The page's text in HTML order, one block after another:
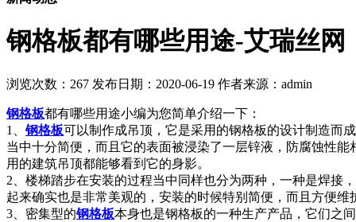
钢格板都有哪些用途-艾瑞丝网
浏览次数： 267 发布日期：2020-06-19 作者来源：admin
钢格板都有哪些用途小编为您简单介绍一下：
1、钢格板可以制作成吊顶，它是采用的钢格板的设计制造而
当中十分简便，而且它的表面被浸染了一层锌液，防腐蚀性
用的建筑吊顶都能够看到它的身影。
2、楼梯踏步在安装的过程当中同样也分为两种，一种是焊接
起来确实也是非常美观的，安装的时候特别简便，而且方便
3、密集型的钢格板本身也是钢格板的一种生产产品，它们之